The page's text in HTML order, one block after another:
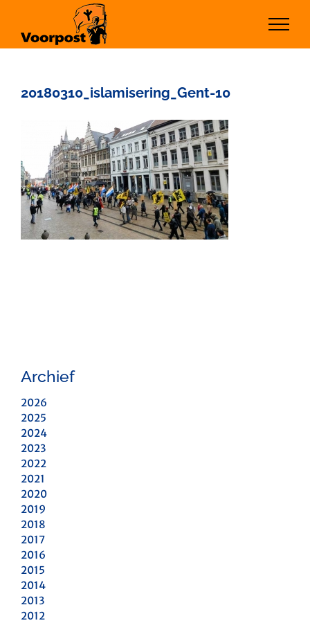
inhoud
20180310_islamisering_Gent-10
Archief
2026
2025
2024
2023
2022
2021
2020
2019
2018
2017
2016
2015
2014
2013
2012